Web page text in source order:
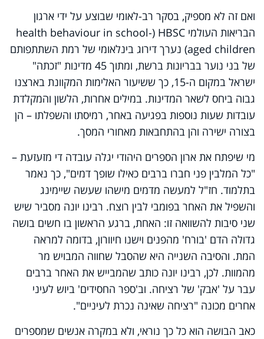
ואם זה לא מספיק, בסקר רב-לאומי שבוצע על ידי ארגון
הבריאות העולמי HBSC
(
health behaviour in school-
aged children) נערך דירוג בינלאומי של רמת השתתפותם
של בני נוער בבריונות ברשת, ומתוך 45 מדינות "זכתה"
ישראל במקום ה-15, כך ששיעור האלימות המקוונת בארצנו
גבוה ביחס לשאר המדינות. במילים אחרות, הלשון והמקלדת
עובדות שעות נוספות בפגיעה באחר, רמיסתו והשפלתו – הן
בצורה ישירה והן בהתחבאות מאחורי המסך.
מי שיפתח את ארון הספרים היהודי יגלה עובדה די מזעזעת –
"כל המלבין פני חברו ברבים כאילו שופך דמים", כך נאמר
בתלמוד. חז"ל למעשה מדמים מישהו שעשה שיימינג
והשפיל את האחר בפומבי לבין רוצח. רבינו יונה מסביר שיש
שני סיבות להשוואה זו: האחת, ברגע הראשון בו חשים בושה
גדולה הדם 'בורח' מהפנים וישנו חיוורון, בדומה למראה
המת. והסיבה השנייה היא שהסבל שחווה המבויש מר
מהמוות. לכן, רבינו יונה כותב שהמבייש את האחר ברבים
עבר על 'אבק' של רציחה. וב'ספר החסידים' ביוש לעיני
אחרים מכונה "רציחה שאינה נכרת לעיניים".
כאב הבושה הוא כל כך נוראי, ולא במקרה אנשים שמספרים